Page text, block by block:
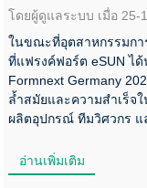
โดยผู้ดูแลระบบ เมื่อ 25-
ในขณะที่อุตสาหกรรมกา
ที่แฟรงค์ฟอร์ต eSUN ไ
Formnext Germany
ล้ำสมัยและความสำเร็จ
ผลิตอุปกรณ์ ทีมวิศวกร แ
อ่านเพิ่มเติม